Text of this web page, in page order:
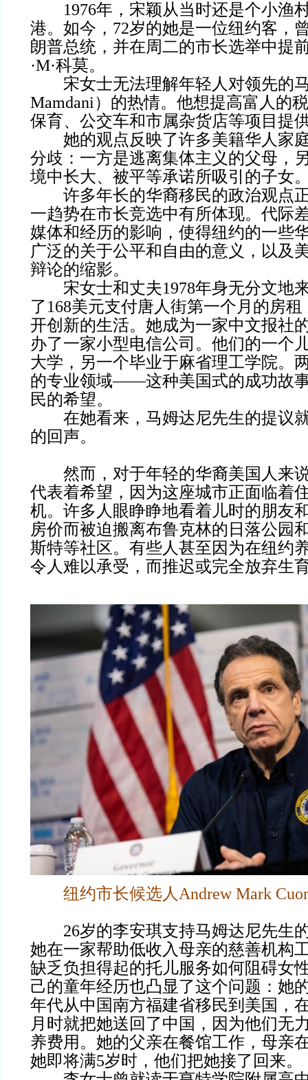
1976年，宋颖从当时还是个小渔
港。如今，72岁的她是一位纽约客，
朗普总统，并在周二的市长选举中提
·M·科莫。
宋女士无法理解年轻人对领先的
Mamdani）的热情。他想提高富人的
保育、公交车和市属杂货店等项目提
她的观点反映了许多美籍华人家
分歧：一方是逃离集体主义的父母，
境中长大、被平等承诺所吸引的子女
许多年长的华裔移民的政治观点
一趋势在市长竞选中有所体现。代际
媒体和经历的影响，使得纽约的一些
广泛的关于公平和自由的意义，以及
辩论的缩影。
宋女士和丈夫1978年身无分文地
了168美元支付唐人街第一个月的房
开创新的生活。她成为一家中文报社
办了一家小型电信公司。他们的一个
大学，另一个毕业于麻省理工学院。
的专业领域——这种美国式的成功故
民的希望。
在她看来，马姆达尼先生的提议
的回声。
然而，对于年轻的华裔美国人来
代表着希望，因为这座城市正面临着
机。许多人眼睁睁地看着儿时的朋友
房价而被迫搬离布鲁克林的日落公园
斯特等社区。有些人甚至因为在纽约
令人难以承受，而推迟或完全放弃生
纽约市长候选人Andrew Mark
26岁的李安琪支持马姆达尼先生
她在一家帮助低收入母亲的慈善机构
缺乏负担得起的托儿服务如何阻碍女
己的童年经历也凸显了这个问题：她
年代从中国南方福建省移民到美国，
月时就把她送回了中国，因为他们无
养费用。她的父亲在餐馆工作，母亲
她即将满5岁时，他们把她接了回来。